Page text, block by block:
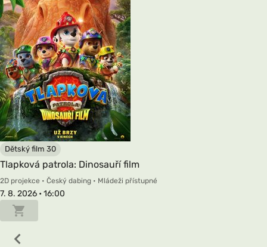
Dětský film 30
Tlapková patrola: Dinosauří film
2D projekce • Český dabing • Mládeži přístupné
7. 8. 2026 • 16:00